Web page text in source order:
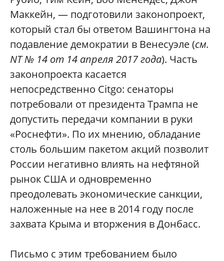
Маккейн, — подготовили законопроект,
который стал бы ответом Вашингтона на
подавление демократии в Венесуэле (см.
NT № 14 от 14 апреля 2017 года). Часть
законопроекта касается
непосредственно Citgo: сенаторы
потребовали от президента Трампа не
допустить передачи компании в руки
«Роснефти». По их мнению, обладание
столь большим пакетом акций позволит
России негативно влиять на нефтяной
рынок США и одновременно
преодолевать экономические санкции,
наложенные на нее в 2014 году после
захвата Крыма и вторжения в Донбасс.
Письмо с этим требованием было